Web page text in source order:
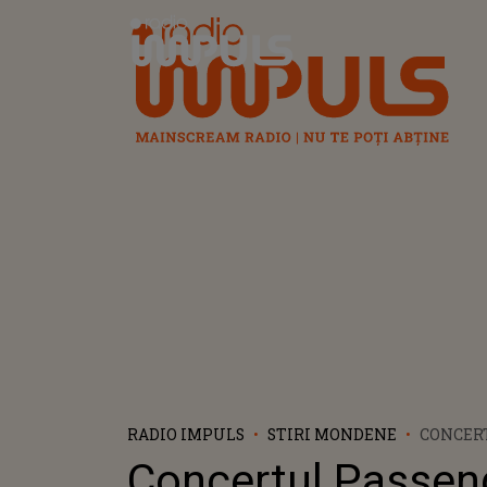
Radio Impuls
RADIO IMPULS STIRI MONDENE